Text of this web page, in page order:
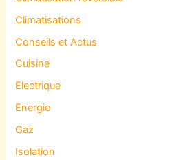
Climatisations
Conseils et Actus
Cuisine
Electrique
Energie
Gaz
Isolation